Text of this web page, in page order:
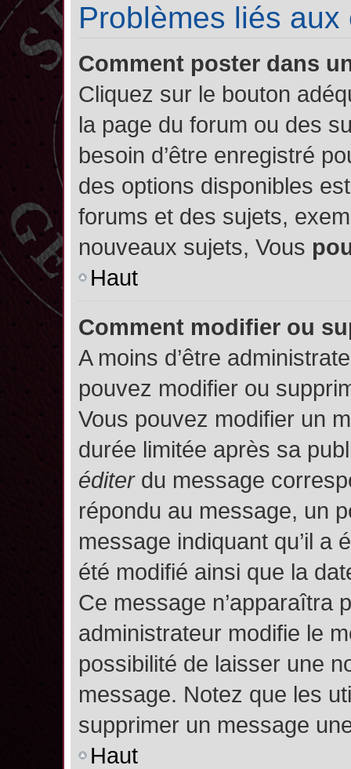
Problèmes liés
Comment poster dans
Cliquez sur le bouton
la page du forum ou des
besoin d’être enregistré
des options disponibles
forums et des sujets,
nouveaux sujets, Vous
Haut
Comment modifier ou
A moins d’être
pouvez modifier ou
Vous pouvez modifier un
durée limitée après sa
éditerdu message
répondu au message, un
message indiquant qu’il a
été modifié ainsi que la
Ce message n’apparaîtra
administrateur modifie le
possibilité de laisser une
message. Notez que les
supprimer un message
Haut